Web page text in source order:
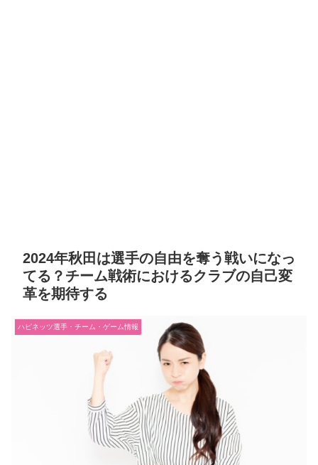
2024年秋田は選手の自由を奪う戦いになっ
てる？チーム戦術におけるクラブの自己変
革を期待する
ハピネッツ選手・チーム・ゲーム情報